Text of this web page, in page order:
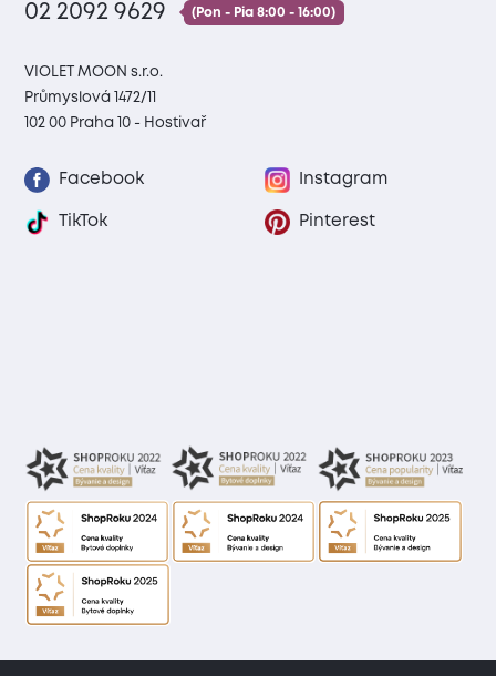
02 2092 9629
(Pon - Pia 8:00 - 16:00)
VIOLET MOON s.r.o.
Průmyslová 1472/11
102 00 Praha 10 - Hostivař
Facebook Instagram
TikTok Pinterest